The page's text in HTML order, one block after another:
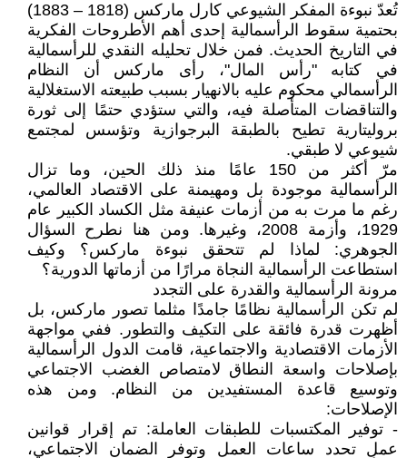
تُعدّ نبوءة المفكر الشيوعي كارل ماركس (1818 – 1883)
بحتمية سقوط الرأسمالية إحدى أهم الأطروحات الفكرية
في التاريخ الحديث. فمن خلال تحليله النقدي للرأسمالية
في كتابه "رأس المال"، رأى ماركس أن النظام
الرأسمالي محكوم عليه بالانهيار بسبب طبيعته الاستغلالية
والتناقضات المتأصلة فيه، والتي ستؤدي حتمًا إلى ثورة
بروليتارية تطيح بالطبقة البرجوازية وتؤسس لمجتمع
شيوعي لا طبقي.
مرّ أكثر من 150 عامًا منذ ذلك الحين، وما تزال
الرأسمالية موجودة بل ومهيمنة على الاقتصاد العالمي،
رغم ما مرت به من أزمات عنيفة مثل الكساد الكبير عام
1929، وأزمة 2008، وغيرها. ومن هنا نطرح السؤال
الجوهري: لماذا لم تتحقق نبوءة ماركس؟ وكيف
استطاعت الرأسمالية النجاة مرارًا من أزماتها الدورية؟
مرونة الرأسمالية والقدرة على التجدد
لم تكن الرأسمالية نظامًا جامدًا مثلما تصور ماركس، بل
أظهرت قدرة فائقة على التكيف والتطور. ففي مواجهة
الأزمات الاقتصادية والاجتماعية، قامت الدول الرأسمالية
بإصلاحات واسعة النطاق لامتصاص الغضب الاجتماعي
وتوسيع قاعدة المستفيدين من النظام. ومن هذه
الإصلاحات:
- توفير المكتسبات للطبقات العاملة: تم إقرار قوانين
عمل تحدد ساعات العمل وتوفر الضمان الاجتماعي،